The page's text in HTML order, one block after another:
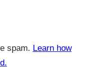
spam. Learn how